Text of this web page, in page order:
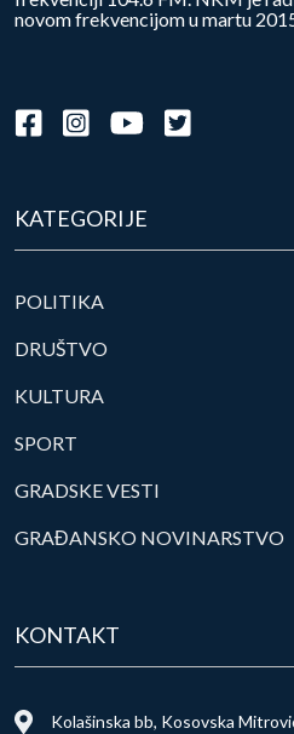
novom frekvencijom u martu
KATEGORIJE
POLITIKA
DRUŠTVO
KULTURA
SPORT
GRADSKE VESTI
GRAĐANSKO NOVINARSTVO
KONTAKT
Kolašinska bb, Kosovska